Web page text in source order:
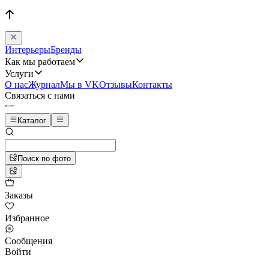
ИнтерьерыБренды
Как мы работаем
Услуги
О насЖурналМы в VKОтзывыКонтакты
Связаться с нами
Каталог
Поиск по фото
Заказы
Избранное
Сообщения
Войти